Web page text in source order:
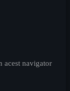
acest navigator